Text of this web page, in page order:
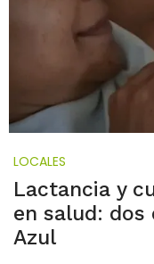
LOCALES
Lactancia y
en salud: dos
Azul